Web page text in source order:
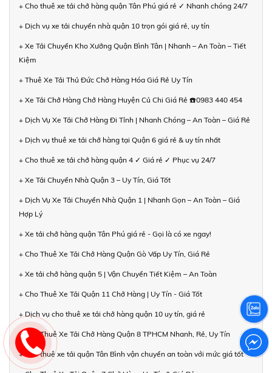
+ Cho thuê xe tải chở hàng quận Tân Phú giá rẻ ✓ Nhanh chóng 24/7
+ Dịch vụ xe tải chuyển nhà quận 10 trọn gói giá rẻ, uy tín
+ Xe Tải Chuyển Kho Xưởng Quận Bình Tân | Nhanh – An Toàn – Tiết
Kiệm
+ Thuê Xe Tải Thủ Đức Chở Hàng Hóa Giá Rẻ Uy Tín
+ Xe Tải Chở Hàng Chở Hàng Huyện Củ Chi Giá Rẻ ☎️0983 440 454
+ Dịch Vụ Xe Tải Chở Hàng Đi Tỉnh | Nhanh Chóng – An Toàn – Giá Rẻ
+ Dịch vụ thuê xe tải chở hàng tại Quận 6 giá rẻ & uy tín nhất
+ Cho thuê xe tải chở hàng quận 4 ✓ Giá rẻ ✓ Phục vụ 24/7
+ Xe Tải Chuyển Nhà Quận 3 – Uy Tín, Giá Tốt
+ Dịch Vụ Xe Tải Chuyển Nhà Quận 1 | Nhanh Gọn – An Toàn – Giá
Hợp Lý
+ Xe tải chở hàng quận Tân Phú giá rẻ - Gọi là có xe ngay!
+ Cho Thuê Xe Tải Chở Hàng Quận Gò Vấp Uy Tín, Giá Rẻ
+ Xe tải chở hàng quận 5 | Vận Chuyển Tiết Kiệm – An Toàn
+ Cho Thuê Xe Tải Quận 11 Chở Hàng | Uy Tín - Giá Tốt
+ Dịch vụ cho thuê xe tải chở hàng quận 10 uy tín, giá rẻ
+ Cho Thuê Xe Tải Chở Hàng Quận 8 TPHCM Nhanh, Rẻ, Uy Tín
+ Cho thuê xe tải quận Tân Bình vận chuyển an toàn với mức giá tốt